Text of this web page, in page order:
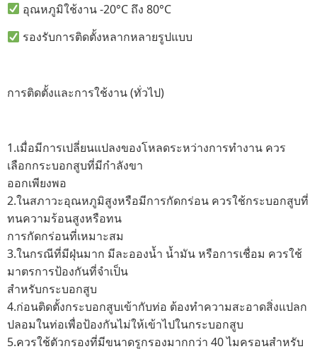
อุณหภูมิใช้งาน -20°C ถึง 80°C
รองรับการติดตั้งหลากหลายรูปแบบ
การติดตั้งและการใช้งาน (ทั่วไป)
1.เมื่อมีการเปลี่ยนแปลงของโหลดระหว่างการทำงาน ควร
เลือกกระบอกสูบที่มีกำลังขา
ออกเพียงพอ
2.ในสภาวะอุณหภูมิสูงหรือมีการกัดกร่อน ควรใช้กระบอกสูบที่
ทนความร้อนสูงหรือทน
การกัดกร่อนที่เหมาะสม
3.ในกรณีที่มีฝุ่นมาก มีละอองน้ำ น้ำมัน หรือการเชื่อม ควรใช้
มาตรการป้องกันที่จำเป็น
สำหรับกระบอกสูบ
4.ก่อนติดตั้งกระบอกสูบเข้ากับท่อ ต้องทำความสะอาดสิ่งแปลก
ปลอมในท่อเพื่อป้องกันไม่ให้เข้าไปในกระบอกสูบ
5.ควรใช้ตัวกรองที่มีขนาดรูกรองมากกว่า 40 ไมครอนสำหรับ